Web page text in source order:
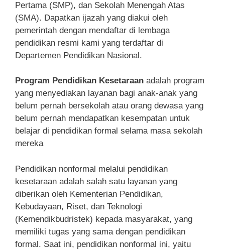
Pertama (SMP), dan Sekolah Menengah Atas
(SMA). Dapatkan ijazah yang diakui oleh
pemerintah dengan mendaftar di lembaga
pendidikan resmi kami yang terdaftar di
Departemen Pendidikan Nasional.
Program Pendidikan Kesetaraan adalah program
yang menyediakan layanan bagi anak-anak yang
belum pernah bersekolah atau orang dewasa yang
belum pernah mendapatkan kesempatan untuk
belajar di pendidikan formal selama masa sekolah
mereka
Pendidikan nonformal melalui pendidikan
kesetaraan adalah salah satu layanan yang
diberikan oleh Kementerian Pendidikan,
Kebudayaan, Riset, dan Teknologi
(Kemendikbudristek) kepada masyarakat, yang
memiliki tugas yang sama dengan pendidikan
formal. Saat ini, pendidikan nonformal ini, yaitu